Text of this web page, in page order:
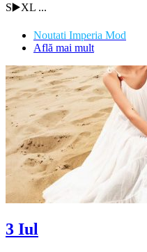
S▶️XL ...
Noutati Imperia Mod
Află mai mult
3 Iul